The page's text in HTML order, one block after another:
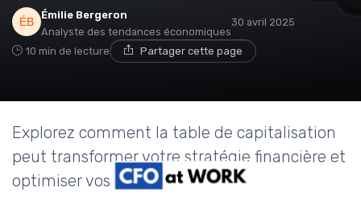
Émilie Bergeron
Analyste des tendances économiques
30 avril 2025
10 min de lecture Partager cette page
Explorez comment la table de capitalisation
peut transformer votre stratégie financière et
optimiser vos investissements.